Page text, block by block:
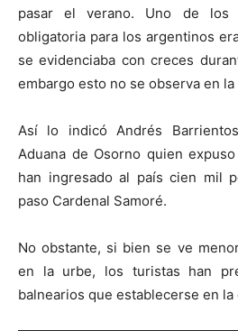
pasar el verano. Uno de los
obligatoria para los argentinos
se evidenciaba con creces
embargo esto no se observa en la
Así lo indicó Andrés
Aduana de Osorno quien
han ingresado al país cien mil
paso Cardenal Samoré.
No obstante, si bien se ve
en la urbe, los turistas han
balnearios que establecerse en la